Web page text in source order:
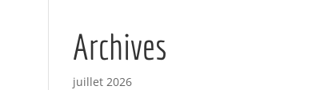
Archives
juillet 2026